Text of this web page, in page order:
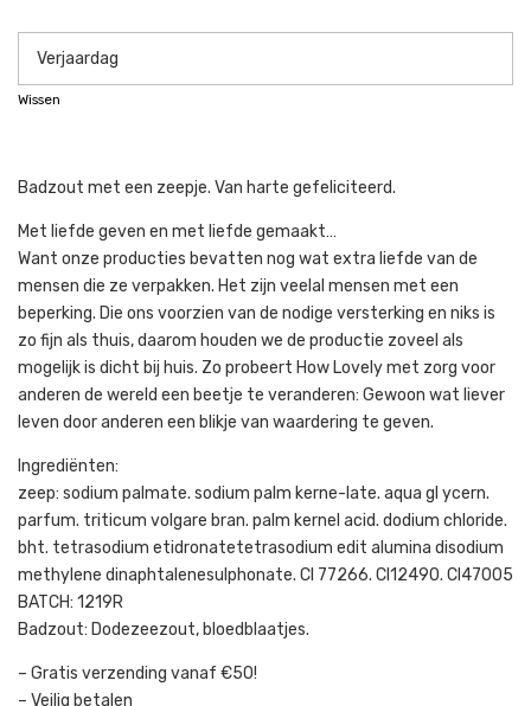
Wissen
Badzout met een zeepje. Van harte gefeliciteerd.
Met liefde geven en met liefde gemaakt…
Want onze producties bevatten nog wat extra liefde van de
mensen die ze verpakken. Het zijn veelal mensen met een
beperking. Die ons voorzien van de nodige versterking en niks is
zo fijn als thuis, daarom houden we de productie zoveel als
mogelijk is dicht bij huis. Zo probeert How Lovely met zorg voor
anderen de wereld een beetje te veranderen: Gewoon wat liever
leven door anderen een blikje van waardering te geven.
Ingrediënten:
zeep: sodium palmate. sodium palm kerne-late. aqua gl ycern.
parfum. triticum volgare bran. palm kernel acid. dodium chloride.
bht. tetrasodium etidronatetetrasodium edit alumina disodium
methylene dinaphtalenesulphonate. CI 77266. CI12490. CI47005
BATCH: 1219R
Badzout: Dodezeezout, bloedblaatjes.
– Gratis verzending vanaf €50!
– Veilig betalen